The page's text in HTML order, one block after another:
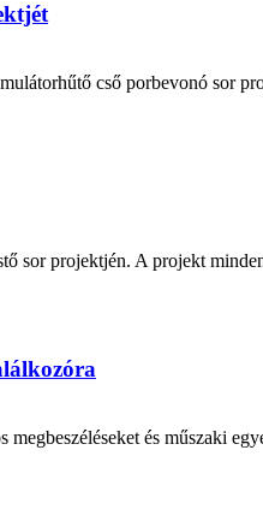
cső porbevonó sor
sor projektjén. A projekt
és műszaki